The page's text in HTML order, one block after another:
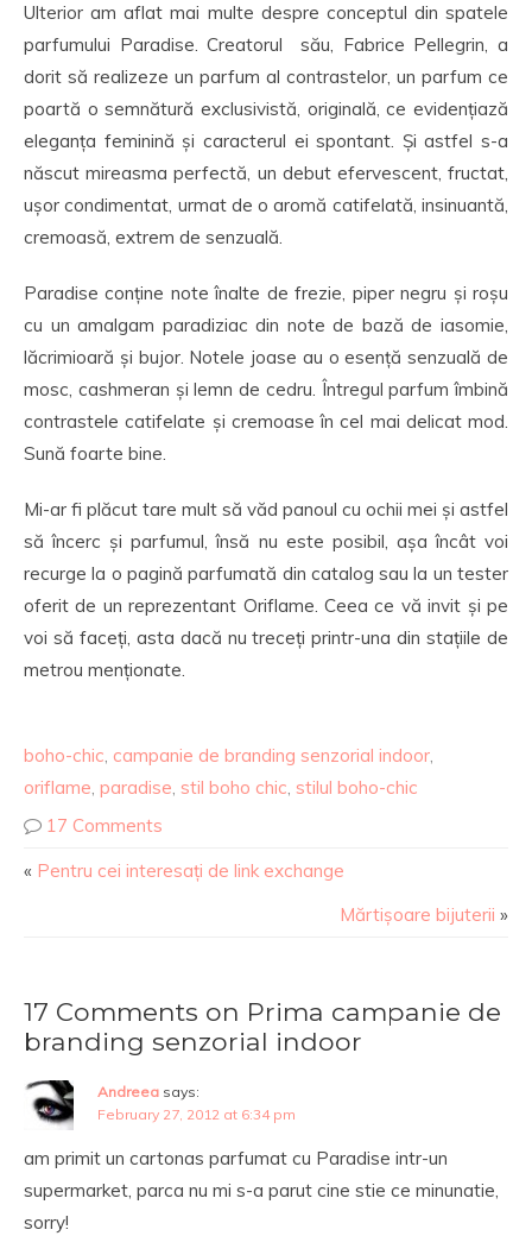
Ulterior am aflat mai multe despre conceptul din spatele
parfumului Paradise. Creatorul său, Fabrice Pellegrin, a
dorit să realizeze un parfum al contrastelor, un parfum ce
poartă o semnătură exclusivistă, originală, ce evidențiază
eleganța feminină și caracterul ei spontant. Și astfel s-a
născut mireasma perfectă, un debut efervescent, fructat,
ușor condimentat, urmat de o aromă catifelată, insinuantă,
cremoasă, extrem de senzuală.
Paradise conține note înalte de frezie, piper negru și roșu
cu un amalgam paradiziac din note de bază de iasomie,
lăcrimioară și bujor. Notele joase au o esență senzuală de
mosc, cashmeran și lemn de cedru. Întregul parfum îmbină
contrastele catifelate și cremoase în cel mai delicat mod.
Sună foarte bine.
Mi-ar fi plăcut tare mult să văd panoul cu ochii mei și astfel
să încerc și parfumul, însă nu este posibil, așa încât voi
recurge la o pagină parfumată din catalog sau la un tester
oferit de un reprezentant Oriflame. Ceea ce vă invit și pe
voi să faceți, asta dacă nu treceți printr-una din stațiile de
metrou menționate.
boho-chic, campanie de branding senzorial indoor,
oriflame, paradise, stil boho chic, stilul boho-chic
17 Comments
« Pentru cei interesați de link exchange
Mărtișoare bijuterii »
17 Comments on Prima campanie de
branding senzorial indoor
Andreea says:
February 27, 2012 at 6:34 pm
am primit un cartonas parfumat cu Paradise intr-un
supermarket, parca nu mi s-a parut cine stie ce minunatie,
sorry!